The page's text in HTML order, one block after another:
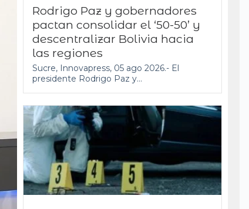
Rodrigo Paz y gobernadores
pactan consolidar el ‘50-50’ y
descentralizar Bolivia hacia
las regiones
Sucre, Innovapress, 05 ago 2026.- El
presidente Rodrigo Paz y...